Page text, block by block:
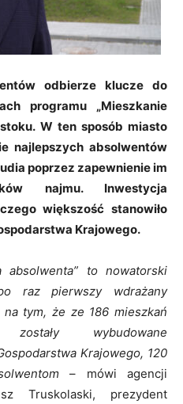
odbierze klucze do
programu „Mieszkanie
W ten sposób miasto
najlepszych absolwentów
poprzez zapewnienie im
najmu. Inwestycja
większość stanowiło
Krajowego.
absolwenta” to nowatorski
raz pierwszy wdrażany
tym, że ze 186 mieszkań
wybudowane
Krajowego, 120
– mówi agencji
Truskolaski, prezydent